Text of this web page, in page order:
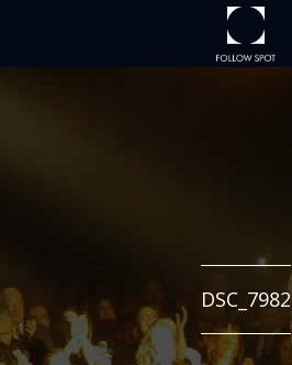
DSC_7982